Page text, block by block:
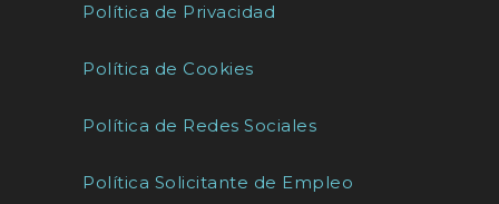
Política de Privacidad
Política de Cookies
Política de Redes Sociales
Política Solicitante de Empleo